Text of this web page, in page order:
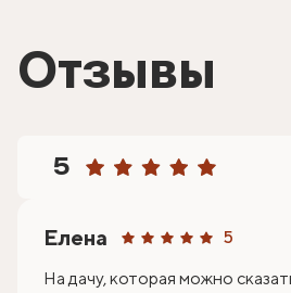
Отзывы
5
Елена 5
На дачу, которая можно